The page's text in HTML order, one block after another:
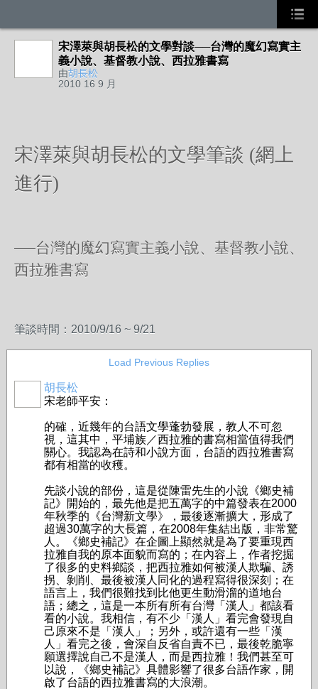
宋澤萊與胡長松的文學對談──台灣的魔幻寫實主
義小說、基督教小說、西拉雅書寫
由胡長松
2010 16 9 月
宋澤萊與胡長松的文學筆談 (網上
進行)
──台灣的魔幻寫實主義小說、基督教小說、
西拉雅書寫
筆談時間：2010/9/16 ~ 9/21
Load Previous Replies
胡長松
宋老師平安：
的確，近幾年的台語文學蓬勃發展，教人不可忽
視，這其中，平埔族／西拉雅的書寫相當值得我們
關心。我認為在詩和小說方面，台語的西拉雅書寫
都有相當的收穫。
先談小說的部份，這是從陳雷先生的小說《鄉史補
記》開始的，最先他是把五萬字的中篇發表在2000
年秋季的《台灣新文學》，最後逐漸擴大，形成了
超過30萬字的大長篇，在2008年集結出版，非常驚
人。《鄉史補記》在企圖上顯然就是為了要重現西
拉雅自我的原本面貌而寫的；在內容上，作者挖掘
了很多的史料鄉談，把西拉雅如何被漢人欺騙、誘
拐、剝削、最後被漢人同化的過程寫得很深刻；在
語言上，我們很難找到比他更生動滑溜的道地台
語；總之，這是一本所有所有台灣「漢人」都該看
看的小說。我相信，有不少「漢人」看完會發現自
己原來不是「漢人」；另外，或許還有一些「漢
人」看完之後，會深自反省自責不已，最後乾脆寧
願選擇說自己不是漢人，而是西拉雅！我們甚至可
以說，《鄉史補記》具體影響了很多台語作家，開
啟了台語的西拉雅書寫的大浪潮。